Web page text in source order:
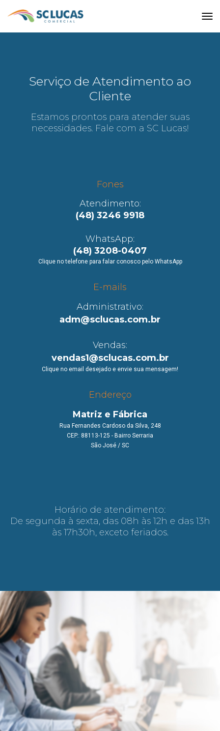
Serviço de Atendimento ao
Cliente
Estamos prontos para atender suas
necessidades. Fale com a SC Lucas!
Fones
Atendimento:
(48) 3246 9918
WhatsApp:
(48) 3208-0407
Clique no telefone para falar conosco pelo WhatsApp
E-mails
Administrativo:
adm@sclucas.com.br
Vendas:
vendas1@sclucas.com.br
Clique no email desejado e envie sua mensagem!
Endereço
Matriz e Fábrica
Rua Fernandes Cardoso da Silva, 248
CEP.: 88113-125 - Bairro Serraria
São José / SC
Horário de atendimento:
De segunda à sexta, das 08h às 12h e das 13h
às 17h30h, exceto feriados.